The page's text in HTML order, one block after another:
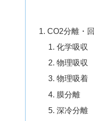
CO2分離・
化学吸収
物理吸収
物理吸着
膜分離
深冷分離